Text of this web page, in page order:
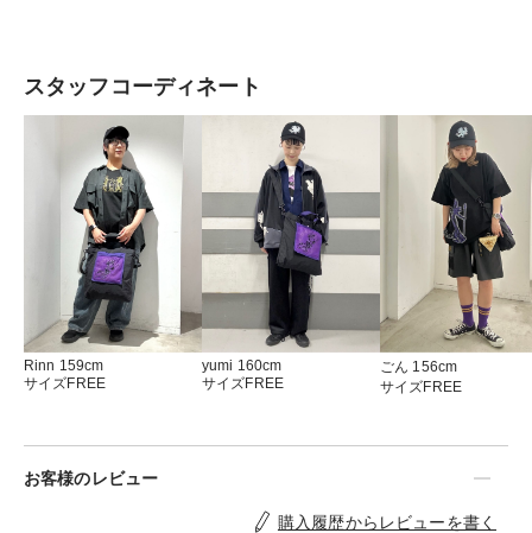
「デュエルモンスターズ」による闘いで強敵たち
に立ち向かいます。遊戯をはじめ、「ブラック・
マジシャン」や「千年アイテム」などのモチーフ
に加え、グラニフのオリジナルキャラクター“ビ
ューティフルシャドー”との特別なデザインもラ
インナップ！『遊☆戯☆王デュエルモンスター
ズ』の世界観を存分に堪能できるコラボレーショ
ンアイテムでデュエルスタンバイ！
スタッフコーディネート
Rinn 159cm
サイズFREE
yumi 160cm
サイズFREE
ごん 156cm
サイズFREE
お客様のレビュー
購入履歴からレビューを書く